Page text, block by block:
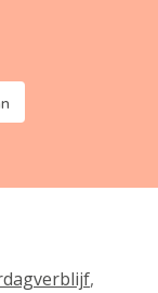
,